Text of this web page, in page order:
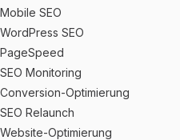
Mobile SEO
WordPress SEO
PageSpeed
SEO Monitoring
Conversion-Optimierung
SEO Relaunch
Website-Optimierung